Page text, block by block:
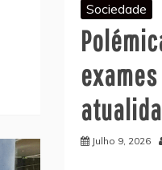
Sociedade
Julho 9, 2026